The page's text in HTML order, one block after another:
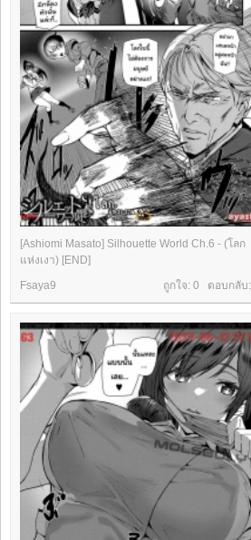
[Ashiomi Masato] Silhouette World Ch.6 - (โลก
แห่งเงา) [END]
ถูกใจ: 0 ตอบกลับ:
Fsaya9